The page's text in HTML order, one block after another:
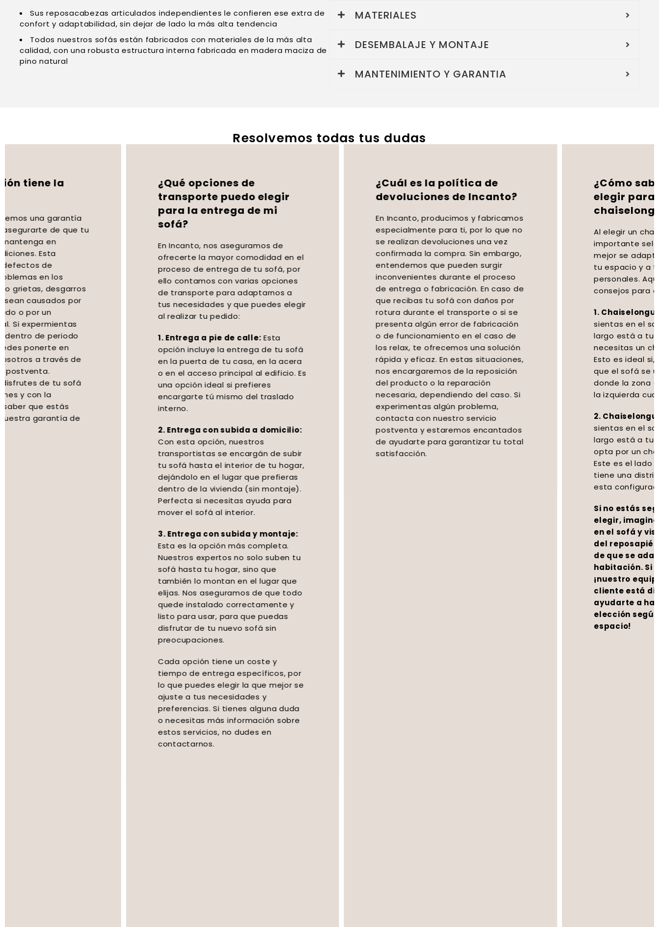
Sus reposacabezas articulados independientes le confieren ese extra de
confort y adaptabilidad, sin dejar de lado la más alta tendencia
Todos nuestros sofás están fabricados con materiales de la más alta
calidad, con una robusta estructura interna fabricada en madera maciza de
pino natural
MATERIALES
DESEMBALAJE Y MONTAJE
MANTENIMIENTO Y GARANTIA
Resolvemos todas tus dudas
¿Qué opciones de
transporte puedo elegir
sofá?
En Incanto, nos aseguramos de
ofrecerte la mayor comodidad en el
proceso de entrega de tu sofá, por
ello contamos con varias opciones
de transporte para adaptarnos a
tus necesidades y que puedes elegir
al realizar tu pedido:
1. Entrega a pie de calle:
Esta
opción incluye la entrega de tu sofá
en la puerta de tu casa, en la acera
o en el acceso principal al edificio. Es
una opción ideal si prefieres
encargarte tú mismo del traslado
interno.
2. Entrega con subida a domicilio:
transportistas se encargán de subir
tu sofá hasta el interior de tu hogar,
dejándolo en el lugar que prefieras
dentro de la vivienda (sin montaje).
Perfecta si necesitas ayuda para
3. Entrega con subida y montaje:
Esta es la opción más completa.
Nuestros expertos no solo suben tu
también lo montan en el lugar que
elijas. Nos aseguramos de que todo
quede instalado correctamente y
listo para usar, para que puedas
tiempo de entrega específicos, por
lo que puedes elegir la que mejor se
preferencias. Si tienes alguna duda
o necesitas más información sobre
¿Cuál es la política de
devoluciones de Incanto?
En Incanto, producimos y fabricamos
especialmente para ti, por lo que no
se realizan devoluciones una vez
confirmada la compra. Sin embargo,
entendemos que pueden surgir
inconvenientes durante el proceso
de entrega o fabricación. En caso de
que recibas tu sofá con daños por
rotura durante el transporte o si se
presenta algún error de fabricación
o de funcionamiento en el caso de
los relax, te ofrecemos una solución
rápida y eficaz. En estas situaciones,
nos encargaremos de la reposición
del producto o la reparación
necesaria, dependiendo del caso. Si
experimentas algún problema,
contacta con nuestro servicio
postventa y estaremos encantados
de ayudarte para garantizar tu total
satisfacción.
¿Cómo saber qué lado
elegir para mi sofá
Al elegir un chaiselongue, es
importante seleccionar el lado que
mejor se adapte a la distribución de
tu espacio y a tus preferencias
personales. Aquí te damos unos
consejos para ayudarte a decidir:
1. Chaiselongue izquierdo:
Si te
sientas en el sofá y el reposapiés
largo está a tu izquierda, entonces
necesitas un chaiselongue izquierdo.
Esto es ideal si, por ejemplo, deseas
que el sofá se ubique en una pared
donde la zona de descanso quede a
la izquierda cuando te sientes.
2. Chaiselongue derecho:
Si te
sientas en el sofá y el reposapiés
largo está a tu derecha, entonces
opta por un chaiselongue derecho.
Este es el lado ideal si tu espacio
tiene una distribución que favorezca
Si no estás seguro de qué lado
elegir, imagina cómo te sentarías
en el sofá y visualiza la ubicación
del reposapiés para asegurarte
habitación. Si aún tienes dudas,
¡nuestro equipo de atención al
cliente está disponible para
elección según tus necesidades y